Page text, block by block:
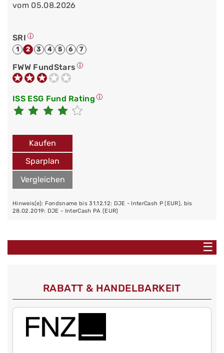
vom 05.08.2026
SRI
1 2 3 4 5 6 7
FWW FundStars
ISS ESG Fund Rating
Kaufen
Sparplan
Vergleichen
Hinweis(e): Fondsname bis 31.12.12: DJE - InterCash P (EUR), bis
28.02.2019: DJE - InterCash PA (EUR)
☰
RABATT & HANDELBARKEIT